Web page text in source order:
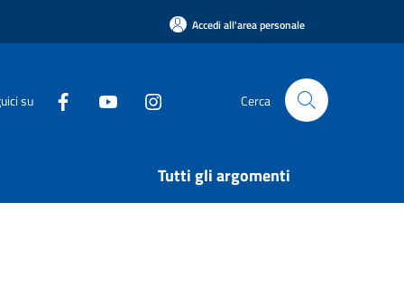
Accedi all'area personale
su Cerca
Tutti gli argomenti